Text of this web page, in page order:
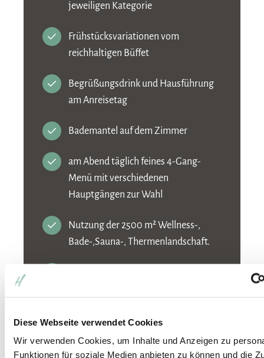
Diese Webseite verwendet Cookies
Wir verwenden Cookies, um Inhalte und Anzeigen zu
Funktionen für soziale Medien anbieten zu können und die
jeweiligen Kategorie
Frühstücksvariationen vom
reichhaltigen Büffet
Begrüßungsdrink und Hausführung
am Anreisetag
Bademantel auf dem Zimmer
am Abend täglich feines 4-Gang-
Menü mit verschiedenen
Hauptgängen zur Wahl
Nutzung der 2500 m² Wellness-,
Bade-,Sauna-, Thermenlandschaft.
Teilnahme an unserem wechselnden
Wellness-Vital-Programmen